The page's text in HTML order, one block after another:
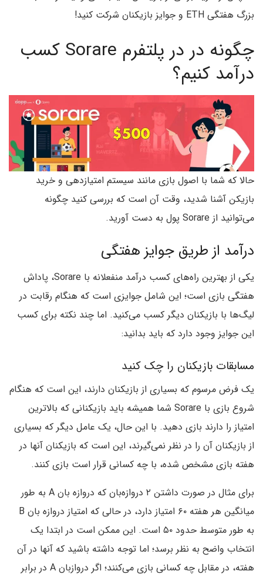
بزرگ هفتگی ETH و جوایز بازیکنان شرکت کنید!
چگونه در در پلتفرم Sorare کسب
درآمد کنیم؟
حالا که شما با اصول بازی مانند سیستم امتیازدهی و خرید
بازیکن آشنا شدید، وقت آن است که بررسی کنید چگونه
می‌توانید از Sorare پول به دست آورید.
درآمد از طریق جوایز هفتگی
یکی از بهترین راه‌های کسب درآمد منفعلانه با Sorare، پاداش
هفتگی بازی است؛ این شامل جوایزی است که هنگام رقابت در
لیگ‌ها با بازیکنان دیگر کسب می‌کنید. اما چند نکته برای کسب
این جوایز وجود دارد که باید بدانید:
مسابقات بازیکنان را چک کنید
یک فرض مرسوم که بسیاری از بازیکنان دارند، این است که هنگام
شروع بازی با Sorare شما همیشه باید بازیکنانی که بالاترین
امتیاز را دارند بازی دهید. با این حال، یک عامل دیگر که بسیاری
از بازیکنان آن را در نظر نمی‌گیرند، این است که بازیکنان آنها در
هفته بازی مشخص شده، با چه کسانی قرار است بازی کنند.
برای مثال در صورت داشتن ۲ دروازه‌بان که دروازه بان A به طور
میانگین هر هفته ۶۰ امتیاز دارد، در حالی که امتیاز دروازه بان B
به طور متوسط حدود ۵۰ است. این ممکن است در ابتدا یک
انتخاب واضح به نظر برسد؛ اما توجه داشته باشید که آنها در آن
هفته، در مقابل چه کسانی بازی می‌کنند؛ اگر دروازبان A در برابر